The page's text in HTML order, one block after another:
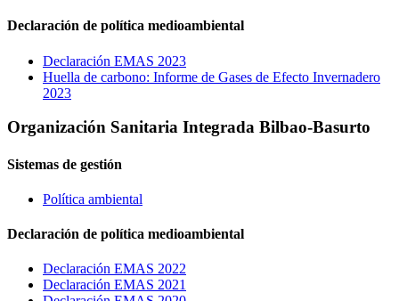
Declaración de política medioambiental
Declaración EMAS 2023
Huella de carbono: Informe de Gases de Efecto Invernadero
2023
Organización Sanitaria Integrada Bilbao-Basurto
Sistemas de gestión
Política ambiental
Declaración de política medioambiental
Declaración EMAS 2022
Declaración EMAS 2021